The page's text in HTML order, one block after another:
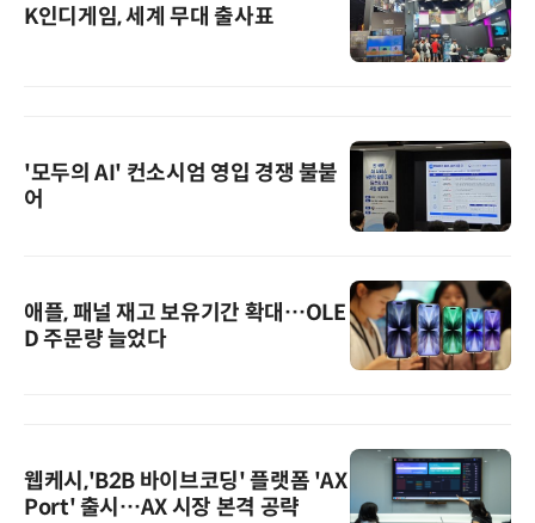
K인디게임, 세계 무대 출사표
'모두의 AI' 컨소시엄 영입 경쟁 불붙
어
애플, 패널 재고 보유기간 확대…OLE
D 주문량 늘었다
웹케시,'B2B 바이브코딩' 플랫폼 'AX
Port' 출시…AX 시장 본격 공략